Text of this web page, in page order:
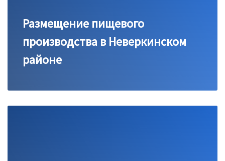
Размещение пищевого
производства в Неверкинском
районе